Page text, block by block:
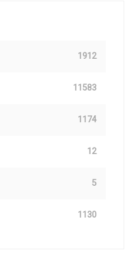
1912
11583
1174
12
5
1130